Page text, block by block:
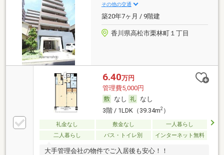
その他の交通
築20年7ヶ月 / 9階建
香川県高松市栗林町１丁目
6.40万円
管理費5,000円
なし
なし
3階 / 1LDK（39.34m2）
礼金なし 敷金なし
一人暮らし
二人暮らし
バス・トイレ別 インターネット無料
大手管理会社の物件でご入居後も安心！！